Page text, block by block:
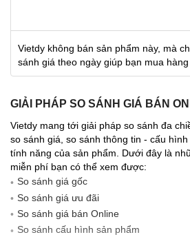
Vietdy không bán sản phẩm này, mà
sánh giá theo ngày giúp bạn mua
GIẢI PHÁP SO SÁNH GIÁ BÁN
Vietdy mang tới giải pháp so sánh đa
so sánh giá, so sánh thông tin - cấu
tính năng của sản phẩm. Dưới đây là
miễn phí bạn có thể xem được:
So sánh giá gốc
So sánh giá ưu đãi
So sánh giá bán Online
So sánh cấu hình sản phẩm